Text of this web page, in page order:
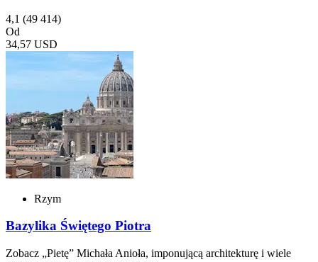
4,1 (49 414)
Od
34,57 USD
Rzym
Bazylika Świętego Piotra
Zobacz „Pietę” Michała Anioła, imponującą architekturę i wiele